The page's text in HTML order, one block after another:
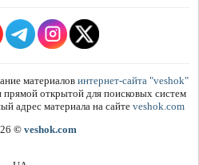
материалов интернет-сайта "veshok"
прямой открытой для поисковых систем
адрес материала на сайте veshok.com
© veshok.com